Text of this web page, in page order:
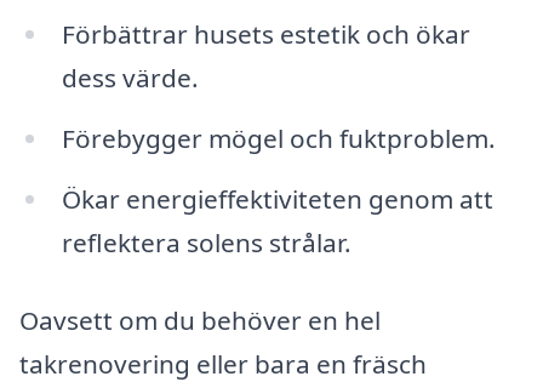
Förbättrar husets estetik och ökar
dess värde.
Förebygger mögel och fuktproblem.
Ökar energieffektiviteten genom att
reflektera solens strålar.
Oavsett om du behöver en hel
takrenovering eller bara en fräsch